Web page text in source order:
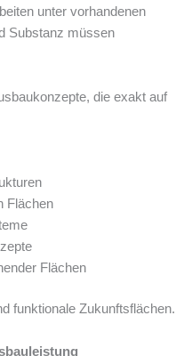
unter vorhandenen
Substanz müssen
die exakt auf
Flächen
Flächen
funktionale Zukunftsflächen.